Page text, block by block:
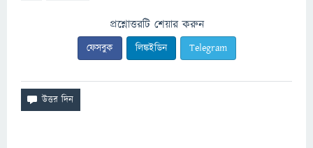
প্রশ্নোত্তরটি শেয়ার করুন
ফেসবুক লিঙ্কইডিন Telegram